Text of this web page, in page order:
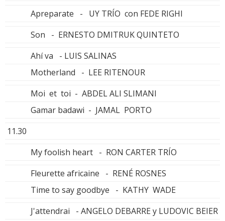
Apreparate - UY TRÍO con FEDE RIGHI
Son - ERNESTO DMITRUK QUINTETO
Ahí va - LUIS SALINAS
Motherland - LEE RITENOUR
Moi et toi - ABDEL ALI SLIMANI
Gamar badawi - JAMAL PORTO
11.30
My foolish heart - RON CARTER TRÍO
Fleurette africaine - RENÉ ROSNES
Time to say goodbye - KATHY WADE
J'attendrai - ANGELO DEBARRE y LUDOVIC BEIER